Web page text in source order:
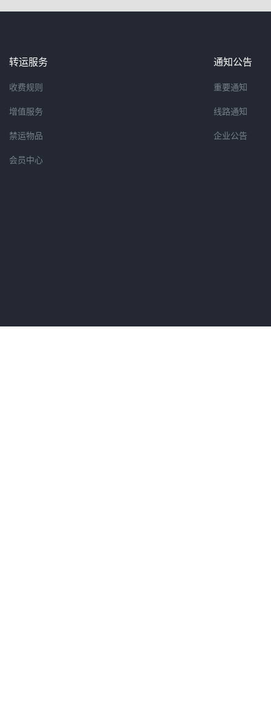
转运服务
收费规则
增值服务
禁运物品
会员中心
通知公告
重要通知
线路通知
企业公告